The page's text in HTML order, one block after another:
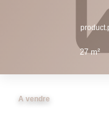
27m²
A vendre